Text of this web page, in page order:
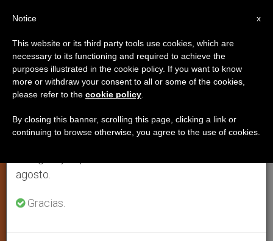
TESTIMONIOS
Ahora, Este Sacerdote Ha Recibido La Encomienda De Volver A Lo
×
Aviso importante
Del 27 de julio al 7 de agosto haremos la pausa
anual, aprovechando que en el periodo de verano
se generan menos informaciones y también el
agosto.
Gracias.
x
Notice
This website or its third party tools use cookies, which are
necessary to its functioning and required to achieve the
purposes illustrated in the cookie policy. If you want to know
more or withdraw your consent to all or some of the cookies,
please refer to the cookie policy
By closing this banner, scrolling this page, clicking a link or
continuing to browse otherwise, you agree to the use of cookies.